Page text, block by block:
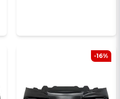
-16%